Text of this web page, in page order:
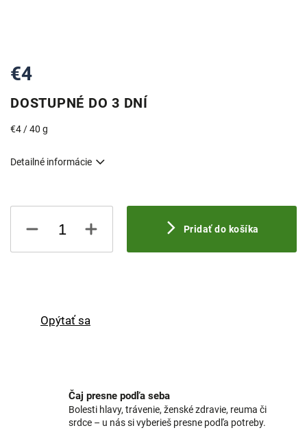
€4
DOSTUPNÉ DO 3 DNÍ
Jednotková
€4 / 40 g
Pridať do košíka
Detailné informácie
Opýtať sa
Čaj presne podľa seba
Bolesti hlavy, trávenie, ženské zdravie, reuma či
srdce – u nás si vyberieš presne podľa potreby.